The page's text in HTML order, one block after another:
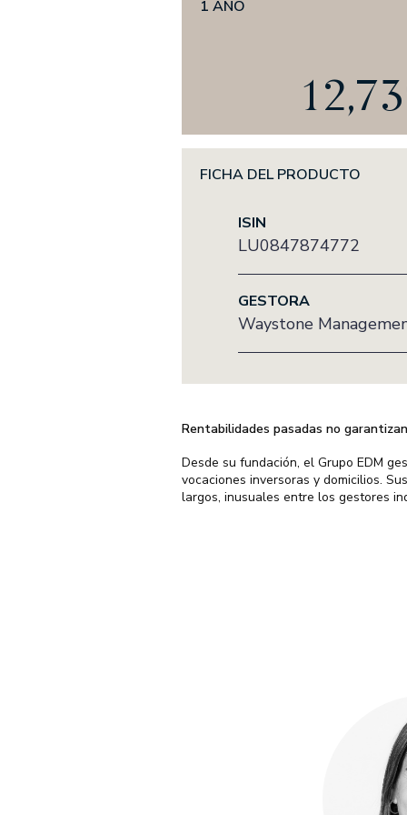
Hercasol, S.A.,
Infanzón de Bergua
Sagei, S.A., SICAV
Union Inversora
1 AÑO
FICHA DEL PRODUCTO
ISIN
LU0847874772
GESTORA
Waystone
Rentabilidades pasadas no
Desde su fundación, el Grupo EDM
vocaciones inversoras y domicilios.
largos, inusuales entre los gestores
Licenciada en